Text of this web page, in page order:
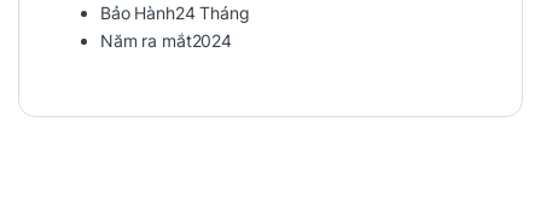
Bảo Hành24 Tháng
Năm ra mắt2024